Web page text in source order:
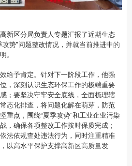
区分局负责人专题汇报了近期生态
势”问题整改情况，并就当前推进中的
。
予肯定。针对下一阶段工作，他强
，深刻认识生态环保工作的极端重要
；要坚决守牢安全底线，全面梳理辖
态化排查，将问题化解在萌芽，防范
重点，围绕“夏季攻势”和工业企业污染
，确保各项整改工作按时保质完成；
法依规查处违法行为，同时注重精准
以高水平保护支撑高新区高质量发